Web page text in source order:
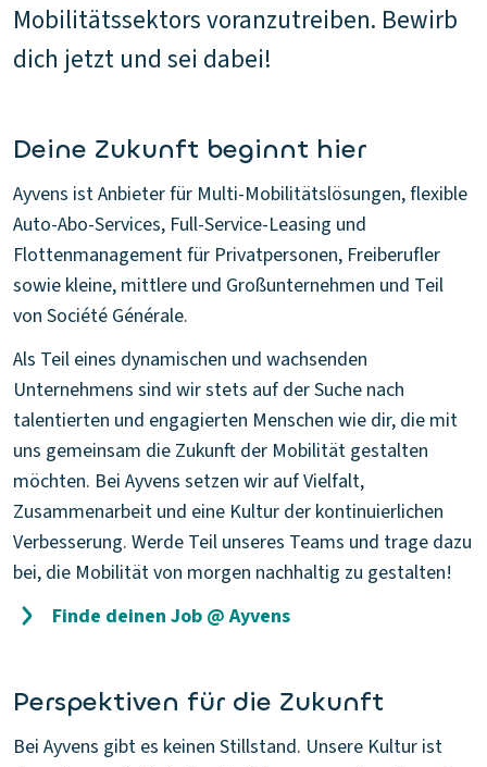
Mobilitätssektors voranzutreiben. Bewirb
dich jetzt und sei dabei!
Deine Zukunft beginnt hier
Ayvens ist Anbieter für Multi-Mobilitätslösungen, flexible
Auto-Abo-Services, Full-Service-Leasing und
Flottenmanagement für Privatpersonen, Freiberufler
sowie kleine, mittlere und Großunternehmen und Teil
von Société Générale.
Als Teil eines dynamischen und wachsenden
Unternehmens sind wir stets auf der Suche nach
talentierten und engagierten Menschen wie dir, die mit
uns gemeinsam die Zukunft der Mobilität gestalten
möchten. Bei Ayvens setzen wir auf Vielfalt,
Zusammenarbeit und eine Kultur der kontinuierlichen
Verbesserung. Werde Teil unseres Teams und trage dazu
bei, die Mobilität von morgen nachhaltig zu gestalten!
Finde deinen Job @ Ayvens
Perspektiven für die Zukunft
Bei Ayvens gibt es keinen Stillstand. Unsere Kultur ist